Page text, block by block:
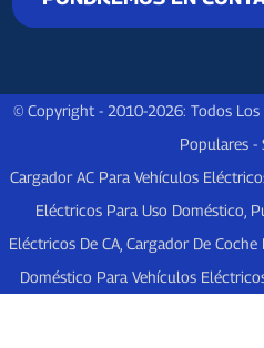
© Copyright - 2010-2026: Todos Los
Populares -
Cargador AC Para Vehículos
Eléctricos Para Uso Doméstico
Eléctricos De CA, Cargador De
Doméstico Para Vehículos